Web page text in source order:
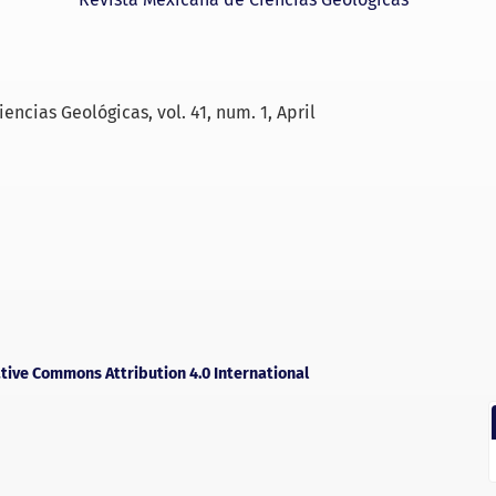
Geológicas, vol. 41, num. 1, April
Commons Attribution 4.0 International